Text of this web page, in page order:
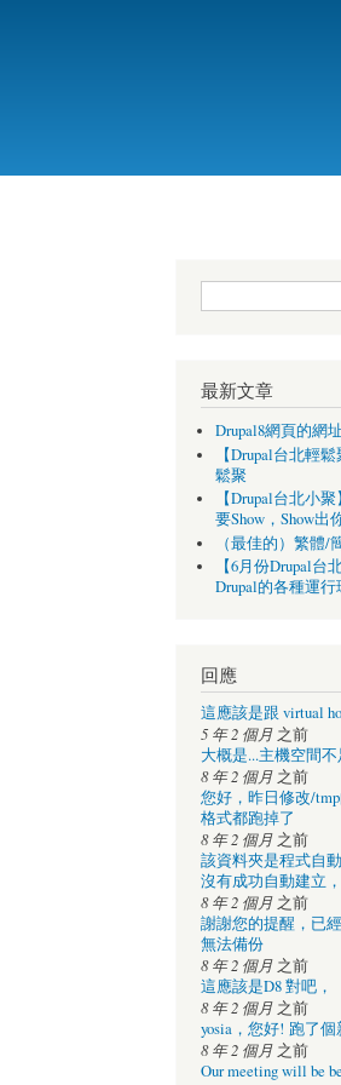
搜尋表單
最新文章
Drupal8網頁的網
【Drupal台北輕
鬆聚
【Drupal台北小
要Show，Show出
（最佳的）繁體/
【6月份Drupal台
Drupal的各種運行
回應
這應該是跟 virtual
5 年 2 個月之前
大概是...主機空間
8 年 2 個月之前
您好，昨日修改/
格式都跑掉了
8 年 2 個月之前
該資料夾是程式自
沒有成功自動建立，
8 年 2 個月之前
謝謝您的提醒，已
無法備份
8 年 2 個月之前
這應該是D8 對吧，
8 年 2 個月之前
yosia，您好! 跑了
8 年 2 個月之前
Our meeting will be